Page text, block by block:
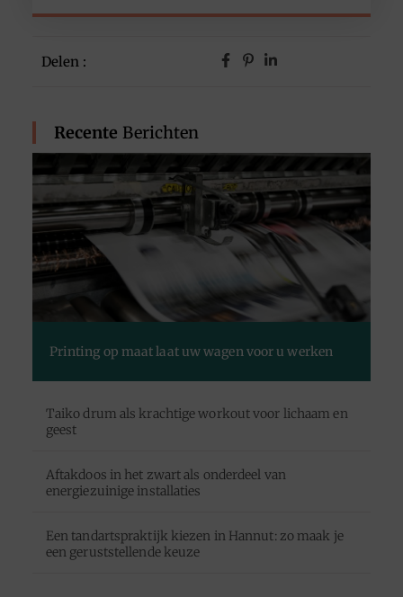
Delen :
Recente Berichten
Printing op maat laat uw wagen voor u werken
Taiko drum als krachtige workout voor lichaam en
geest
Aftakdoos in het zwart als onderdeel van
energiezuinige installaties
Een tandartspraktijk kiezen in Hannut: zo maak je
een geruststellende keuze